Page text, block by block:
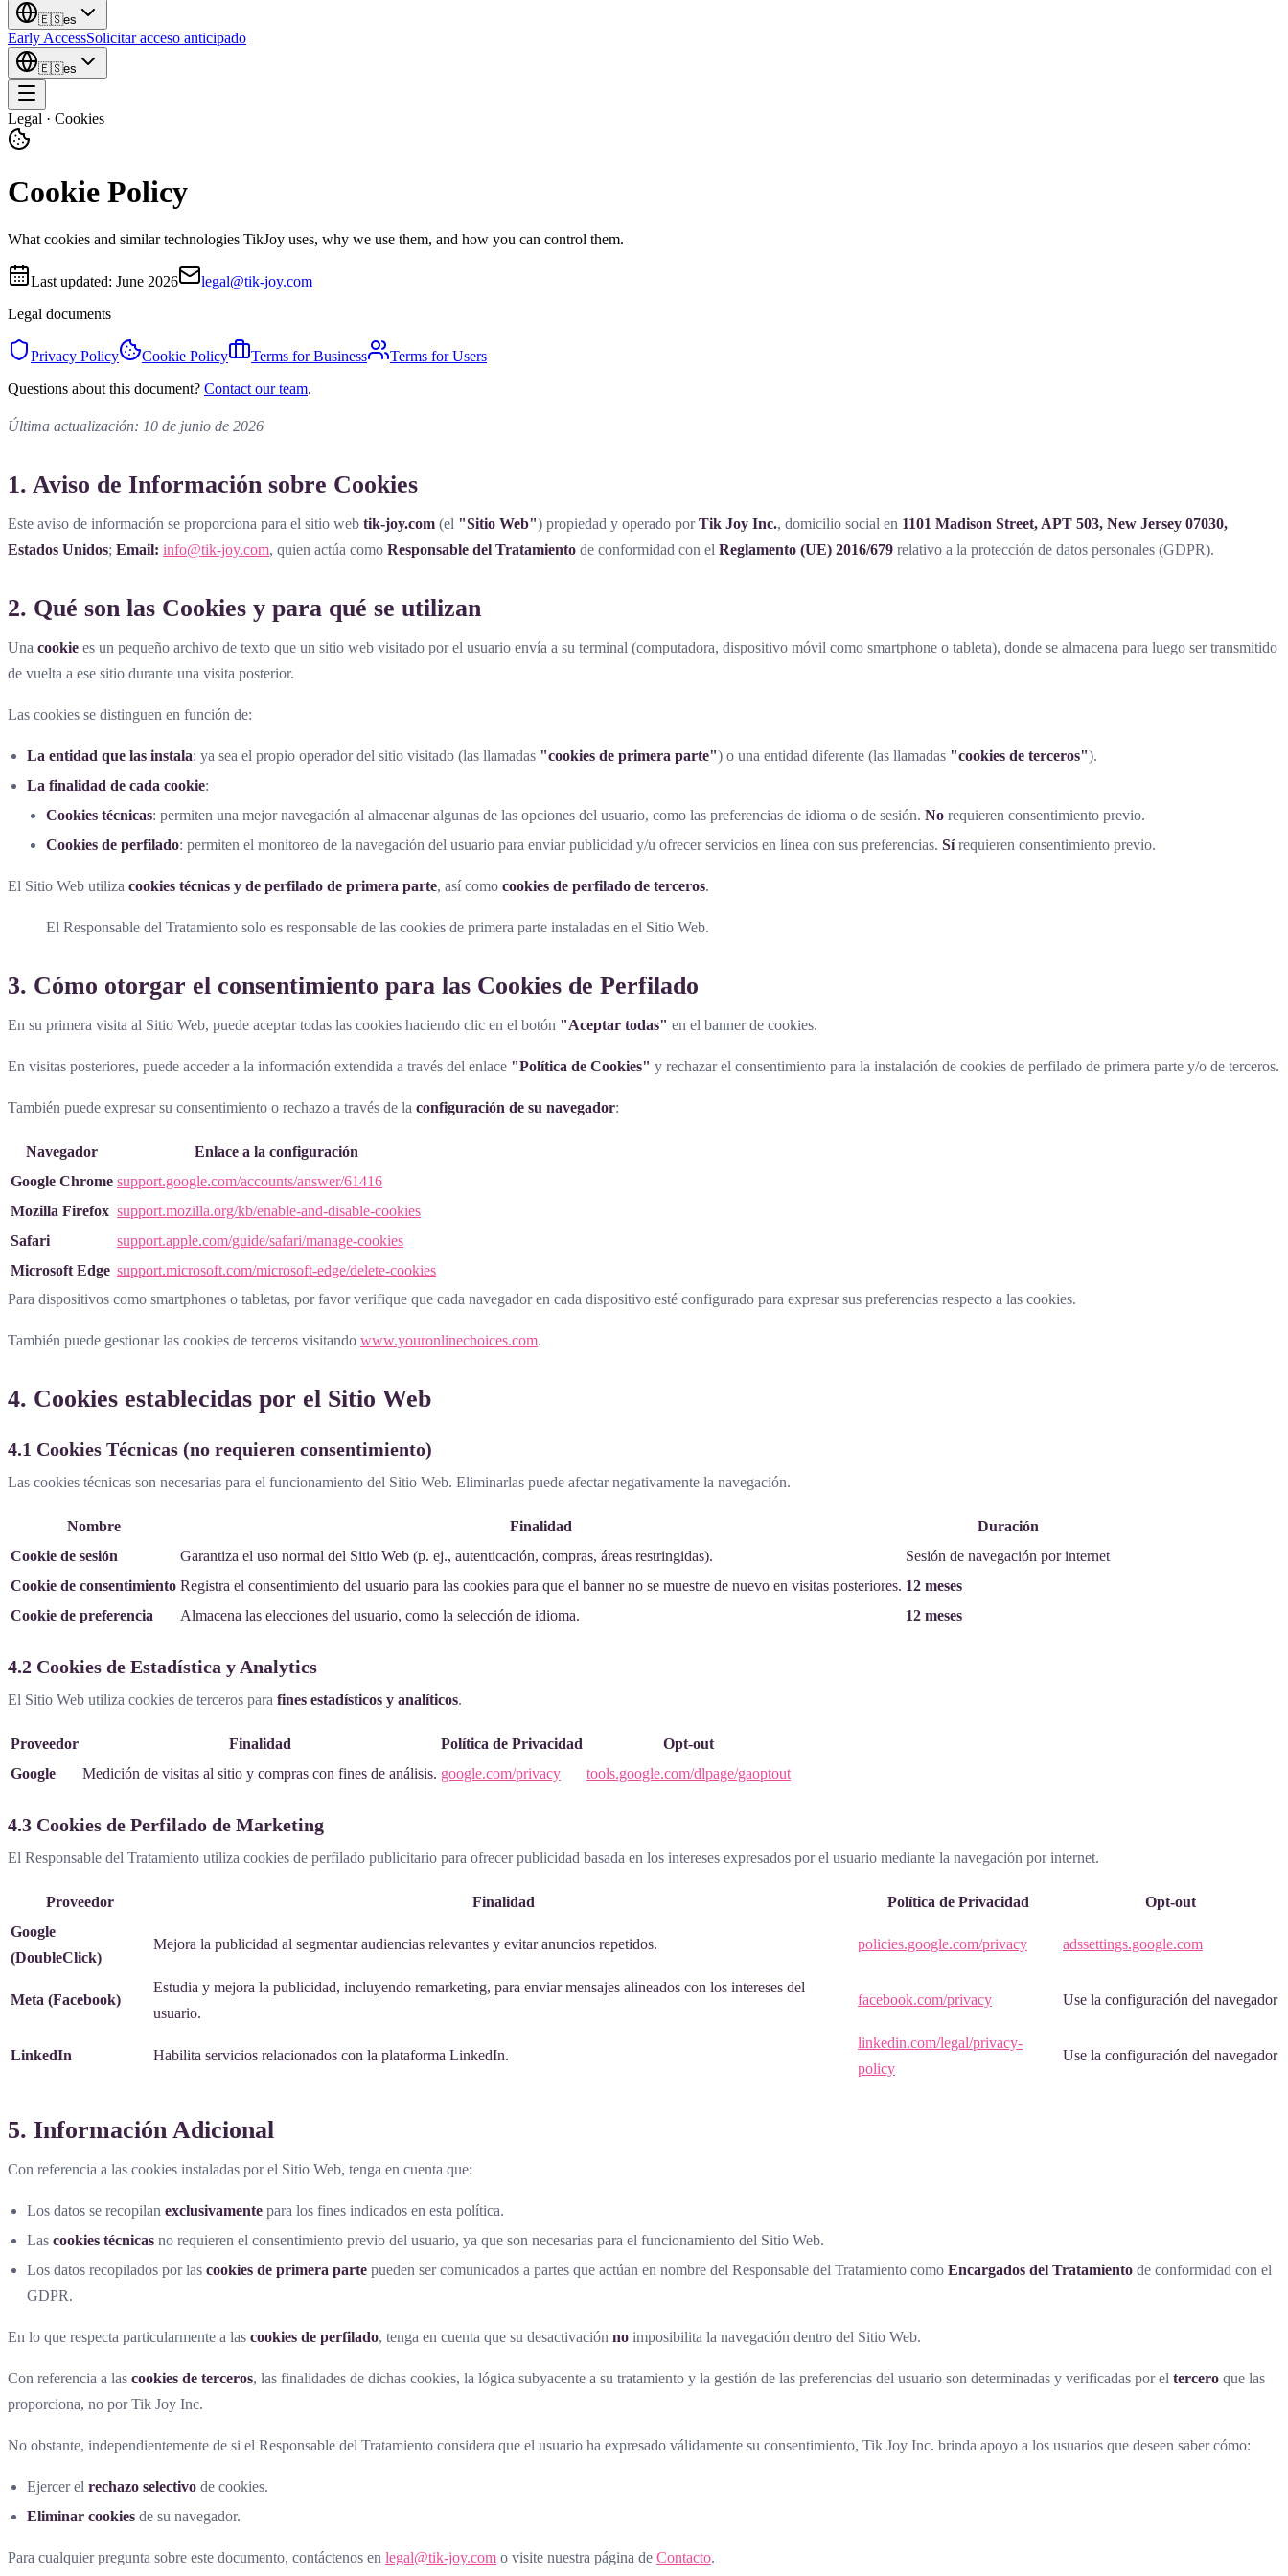
🇪🇸es
Early AccessSolicitar acceso anticipado
🇪🇸es
Legal · Cookies
Cookie Policy
What cookies and similar technologies TikJoy uses, why we use them, and how you can control them.
Last updated: June 2026
legal@tik-joy.com
Legal documents
Privacy Policy Cookie Policy Terms for Business
Terms for Users
Questions about this document? Contact our team.
Última actualización: 10 de junio de 2026
1. Aviso de Información sobre Cookies
Este aviso de información se proporciona para el sitio web tik-joy.com (el "Sitio Web") propiedad y operado porTik Joy Inc., domicilio social en 1101 Madison Street, APT 503, New Jersey 07030,
Estados Unidos; Email: info@tik-joy.com, quien actúa como Responsable del Tratamiento de conformidad con el Reglamento (UE) 2016/679 relativo a la protección de datos personales (GDPR).
2. Qué son las Cookies y para qué se utilizan
Una cookie es un pequeño archivo de texto que un sitio web visitado por el usuario envía a su terminal (computadora, dispositivo móvil como smartphone o tableta), donde se almacena para luego ser transmitido
de vuelta a ese sitio durante una visita posterior.
Las cookies se distinguen en función de:
La entidad que las instala: ya sea el propio operador del sitio visitado (las llamadas "cookies de primera parte") o una entidad diferente (las llamadas "cookies de terceros").
La finalidad de cada cookie:
Cookies técnicas: permiten una mejor navegación al almacenar algunas de las opciones del usuario, como las preferencias de idioma o de sesión. No requieren consentimiento previo.
Cookies de perfilado: permiten el monitoreo de la navegación del usuario para enviar publicidad y/u ofrecer servicios en línea con sus preferencias. Sírequieren consentimiento previo.
El Sitio Web utiliza cookies técnicas y de perfilado de primera parte, así como cookies de perfilado de terceros.
El Responsable del Tratamiento solo es responsable de las cookies de primera parte instaladas en el Sitio Web.
3. Cómo otorgar el consentimiento para las Cookies de Perfilado
En su primera visita al Sitio Web, puede aceptar todas las cookies haciendo clic en el botón "Aceptar todas" en el banner de cookies.
En visitas posteriores, puede acceder a la información extendida a través del enlace "Política de Cookies" y rechazar el consentimiento para la instalación de cookies de perfilado de primera parte y/o de terceros.
También puede expresar su consentimiento o rechazo a través de la configuración de su navegador:
Navegador
Enlace a la configuración
Google Chrome support.google.com/accounts/answer/61416
Mozilla Firefox support.mozilla.org/kb/enable-and-disable-cookies
Safari
support.apple.com/guide/safari/manage-cookies
Microsoft Edge support.microsoft.com/microsoft-edge/delete-cookies
Para dispositivos como smartphones o tabletas, por favor verifique que cada navegador en cada dispositivo esté configurado para expresar sus preferencias respecto a las cookies.
También puede gestionar las cookies de terceros visitando www.youronlinechoices.com.
4. Cookies establecidas por el Sitio Web
4.1 Cookies Técnicas (no requieren consentimiento)
Las cookies técnicas son necesarias para el funcionamiento del Sitio Web. Eliminarlas puede afectar negativamente la navegación.
Nombre Finalidad
Duración
Cookie de sesión
Garantiza el uso normal del Sitio Web (p. ej., autenticación, compras, áreas restringidas).
Sesión de navegación por internet
Cookie de consentimiento Registra el consentimiento del usuario para las cookies para que el banner no se muestre de nuevo en visitas posteriores. 12 meses
Cookie de preferencia
Almacena las elecciones del usuario, como la selección de idioma. 12 meses
4.2 Cookies de Estadística y Analytics
El Sitio Web utiliza cookies de terceros para fines estadísticos y analíticos.
Proveedor Finalidad Política de Privacidad
Opt-out
Google
Medición de visitas al sitio y compras con fines de análisis. google.com/privacy tools.google.com/dlpage/gaoptout
4.3 Cookies de Perfilado de Marketing
El Responsable del Tratamiento utiliza cookies de perfilado publicitario para ofrecer publicidad basada en los intereses expresados por el usuario mediante la navegación por internet.
Proveedor Finalidad Política de Privacidad
Opt-out
Google
(DoubleClick)
Mejora la publicidad al segmentar audiencias relevantes y evitar anuncios repetidos. policies.google.com/privacy adssettings.google.com
Meta (Facebook)
Estudia y mejora la publicidad, incluyendo remarketing, para enviar mensajes alineados con los intereses del
usuario.
facebook.com/privacy Use la configuración del navegador
LinkedIn Habilita servicios relacionados con la plataforma LinkedIn.
linkedin.com/legal/privacy-
policy
Use la configuración del navegador
5. Información Adicional
Con referencia a las cookies instaladas por el Sitio Web, tenga en cuenta que:
Los datos se recopilan exclusivamente para los fines indicados en esta política.
Las cookies técnicas no requieren el consentimiento previo del usuario, ya que son necesarias para el funcionamiento del Sitio Web.
Los datos recopilados por las cookies de primera parte pueden ser comunicados a partes que actúan en nombre del Responsable del Tratamiento como Encargados del Tratamiento de conformidad con el
GDPR.
En lo que respecta particularmente a las cookies de perfilado, tenga en cuenta que su desactivación no imposibilita la navegación dentro del Sitio Web.
Con referencia a las cookies de terceros, las finalidades de dichas cookies, la lógica subyacente a su tratamiento y la gestión de las preferencias del usuario son determinadas y verificadas por el tercero que las
proporciona, no por Tik Joy Inc.
No obstante, independientemente de si el Responsable del Tratamiento considera que el usuario ha expresado válidamente su consentimiento, Tik Joy Inc. brinda apoyo a los usuarios que deseen saber cómo:
Ejercer el rechazo selectivo de cookies.
Eliminar cookies de su navegador.
Para cualquier pregunta sobre este documento, contáctenos en legal@tik-joy.com o visite nuestra página de Contacto.